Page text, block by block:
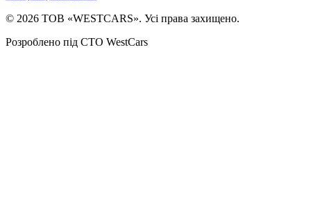
© 2026 ТОВ «WESTCARS». Усі права захищено.
Розроблено під СТО WestCars